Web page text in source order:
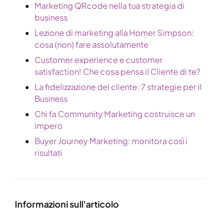
Marketing QRcode nella tua strategia di
business
Lezione di marketing alla Homer Simpson:
cosa (non) fare assolutamente
Customer experience e customer
satisfaction! Che cosa pensa il Cliente di te?
La fidelizzazione del cliente: 7 strategie per il
Business
Chi fa Community Marketing costruisce un
impero
Buyer Journey Marketing: monitora così i
risultati
Informazioni sull'articolo